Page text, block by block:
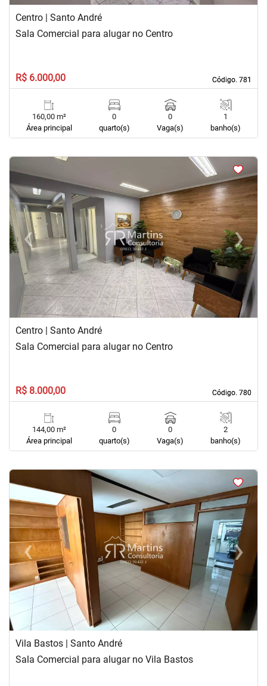
Centro | Santo André
Código. 781
Código. 781
Sala Comercial para alugar no Centro
R$ 6.000,00
160,00 m²
Área principal
0
quarto(s)
0
Vaga(s)
1
banho(s)
<
‹Previous ›Next
Centro | Santo André
Código. 780
Código. 780
Sala Comercial para alugar no Centro
R$ 8.000,00
144,00 m²
Área principal
0
quarto(s)
0
Vaga(s)
2
banho(s)
<
‹Previous ›Next
Vila Bastos | Santo André
Sala Comercial para alugar no Vila Bastos